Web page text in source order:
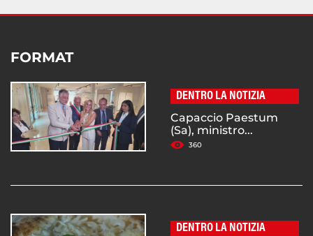
FORMAT
DENTRO LA NOTIZIA
Capaccio Paestum
(Sa), ministro...
360
DENTRO LA NOTIZIA